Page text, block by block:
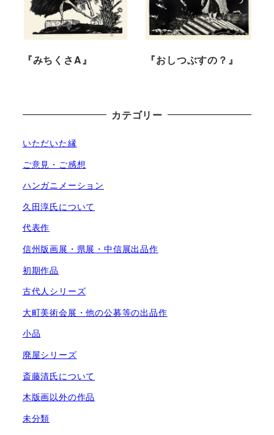
『みちくさA』 『おしつぶすの？』
カテゴリー
いただいた縁
ご意見・ご感想
ハンガニメーション
久田淳氏について
代表作
信州版画展・県展・中信展出品作
初期作品
古代人シリーズ
大町美術会展・他の公募等の出品作
小品
廃屋シリーズ
斎藤清氏について
木版画以外の作品
未分類